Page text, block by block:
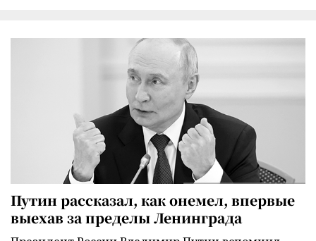
Путин рассказал, как онемел, впервые
выехав за пределы Ленинграда